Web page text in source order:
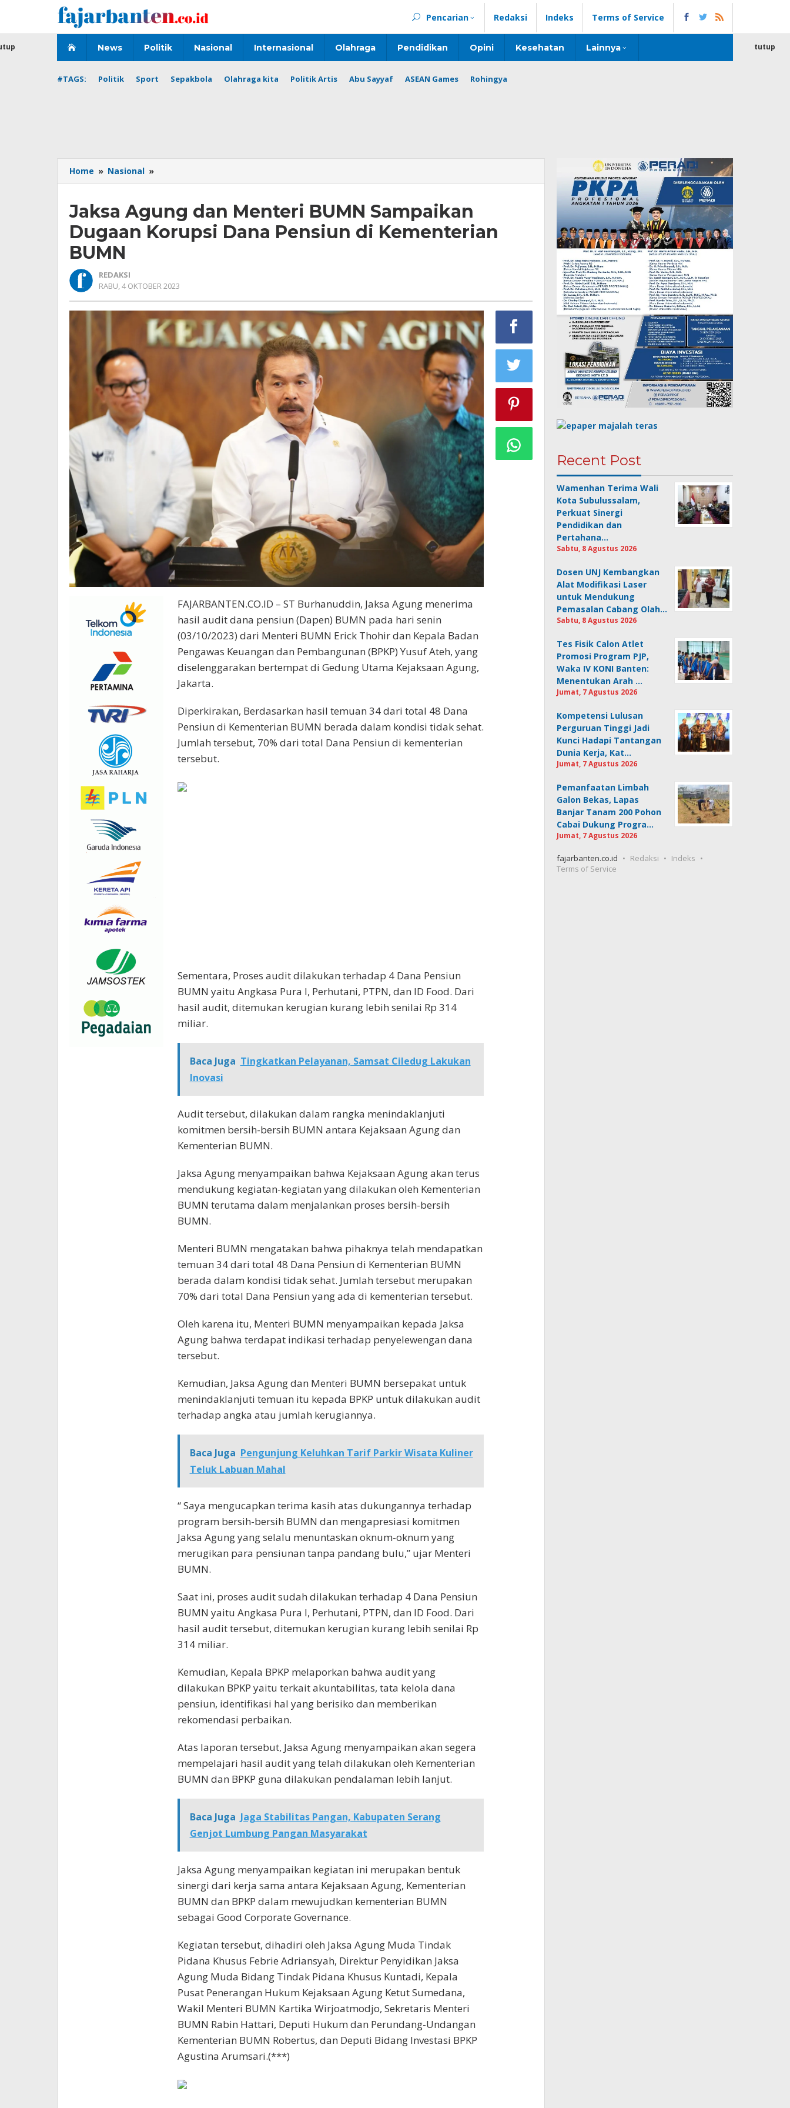
Pencarian Redaksi Indeks Terms of Service
News Politik Nasional Internasional Olahraga Pendidikan Opini Kesehatan Lainnya
#TAGS: Politik Sport Sepakbola Olahraga kita Politik Artis Abu Sayyaf ASEAN Games Rohingya
tutup
Home » Nasional »
Agung
Menteri
BUMN
Sampaikan
Pensiun
BUMN
Jaksa Agung dan Menteri BUMN Sampaikan
Dugaan Korupsi Dana Pensiun di Kementerian
BUMN
REDAKSI
RABU, 4 OKTOBER 2023
FAJARBANTEN.CO.ID – ST Burhanuddin, Jaksa Agung menerima
hasil audit dana pensiun (Dapen) BUMN pada hari senin
(03/10/2023) dari Menteri BUMN Erick Thohir dan Kepala Badan
Pengawas Keuangan dan Pembangunan (BPKP) Yusuf Ateh, yang
diselenggarakan bertempat di Gedung Utama Kejaksaan Agung,
Jakarta.
Diperkirakan, Berdasarkan hasil temuan 34 dari total 48 Dana
Pensiun di Kementerian BUMN berada dalam kondisi tidak sehat.
Jumlah tersebut, 70% dari total Dana Pensiun di kementerian
tersebut.
Sementara, Proses audit dilakukan terhadap 4 Dana Pensiun
BUMN yaitu Angkasa Pura I, Perhutani, PTPN, dan ID Food. Dari
hasil audit, ditemukan kerugian kurang lebih senilai Rp 314
miliar.
Baca Juga Tingkatkan Pelayanan, Samsat Ciledug Lakukan
Inovasi
Audit tersebut, dilakukan dalam rangka menindaklanjuti
komitmen bersih-bersih BUMN antara Kejaksaan Agung dan
Kementerian BUMN.
Jaksa Agung menyampaikan bahwa Kejaksaan Agung akan terus
mendukung kegiatan-kegiatan yang dilakukan oleh Kementerian
BUMN terutama dalam menjalankan proses bersih-bersih
BUMN.
Menteri BUMN mengatakan bahwa pihaknya telah mendapatkan
temuan 34 dari total 48 Dana Pensiun di Kementerian BUMN
berada dalam kondisi tidak sehat. Jumlah tersebut merupakan
70% dari total Dana Pensiun yang ada di kementerian tersebut.
Oleh karena itu, Menteri BUMN menyampaikan kepada Jaksa
Agung bahwa terdapat indikasi terhadap penyelewengan dana
tersebut.
Kemudian, Jaksa Agung dan Menteri BUMN bersepakat untuk
menindaklanjuti temuan itu kepada BPKP untuk dilakukan audit
terhadap angka atau jumlah kerugiannya.
Baca Juga Pengunjung Keluhkan Tarif Parkir Wisata Kuliner
Teluk Labuan Mahal
“ Saya mengucapkan terima kasih atas dukungannya terhadap
program bersih-bersih BUMN dan mengapresiasi komitmen
Jaksa Agung yang selalu menuntaskan oknum-oknum yang
merugikan para pensiunan tanpa pandang bulu,” ujar Menteri
BUMN.
Saat ini, proses audit sudah dilakukan terhadap 4 Dana Pensiun
BUMN yaitu Angkasa Pura I, Perhutani, PTPN, dan ID Food. Dari
hasil audit tersebut, ditemukan kerugian kurang lebih senilai Rp
314 miliar.
Kemudian, Kepala BPKP melaporkan bahwa audit yang
dilakukan BPKP yaitu terkait akuntabilitas, tata kelola dana
pensiun, identifikasi hal yang berisiko dan memberikan
rekomendasi perbaikan.
Atas laporan tersebut, Jaksa Agung menyampaikan akan segera
mempelajari hasil audit yang telah dilakukan oleh Kementerian
BUMN dan BPKP guna dilakukan pendalaman lebih lanjut.
Baca Juga Jaga Stabilitas Pangan, Kabupaten Serang
Genjot Lumbung Pangan Masyarakat
Jaksa Agung menyampaikan kegiatan ini merupakan bentuk
sinergi dari kerja sama antara Kejaksaan Agung, Kementerian
BUMN dan BPKP dalam mewujudkan kementerian BUMN
sebagai Good Corporate Governance.
Kegiatan tersebut, dihadiri oleh Jaksa Agung Muda Tindak
Pidana Khusus Febrie Adriansyah, Direktur Penyidikan Jaksa
Agung Muda Bidang Tindak Pidana Khusus Kuntadi, Kepala
Pusat Penerangan Hukum Kejaksaan Agung Ketut Sumedana,
Wakil Menteri BUMN Kartika Wirjoatmodjo, Sekretaris Menteri
BUMN Rabin Hattari, Deputi Hukum dan Perundang-Undangan
Kementerian BUMN Robertus, dan Deputi Bidang Investasi BPKP
Agustina Arumsari.(***)
Recent Post
Wamenhan Terima Wali
Kota Subulussalam,
Perkuat Sinergi
Pendidikan dan
Pertahana…
Sabtu, 8 Agustus 2026
Dosen UNJ Kembangkan
Alat Modifikasi Laser
untuk Mendukung
Pemasalan Cabang Olah…
Sabtu, 8 Agustus 2026
Tes Fisik Calon Atlet
Promosi Program PJP,
Waka IV KONI Banten:
Menentukan Arah …
Jumat, 7 Agustus 2026
Kompetensi Lulusan
Perguruan Tinggi Jadi
Kunci Hadapi Tantangan
Dunia Kerja, Kat…
Jumat, 7 Agustus 2026
Pemanfaatan Limbah
Galon Bekas, Lapas
Banjar Tanam 200 Pohon
Cabai Dukung Progra…
Jumat, 7 Agustus 2026
fajarbanten.co.id Redaksi
Indeks
Terms of Service